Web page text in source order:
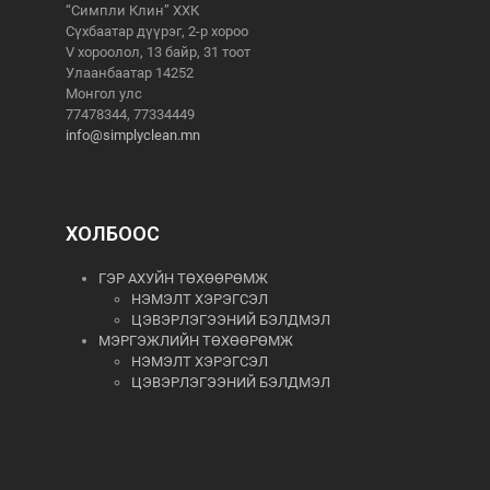
“Симпли Клин” ХХК
Сүхбаатар дүүрэг, 2-р хороо
V хороолол, 13 байр, 31 тоот
Улаанбаатар 14252
Монгол улс
77478344, 77334449
info@simplyclean.mn
ХОЛБООС
ГЭР АХУЙН ТӨХӨӨРӨМЖ
НЭМЭЛТ ХЭРЭГСЭЛ
ЦЭВЭРЛЭГЭЭНИЙ БЭЛДМЭЛ
МЭРГЭЖЛИЙН ТӨХӨӨРӨМЖ
НЭМЭЛТ ХЭРЭГСЭЛ
ЦЭВЭРЛЭГЭЭНИЙ БЭЛДМЭЛ